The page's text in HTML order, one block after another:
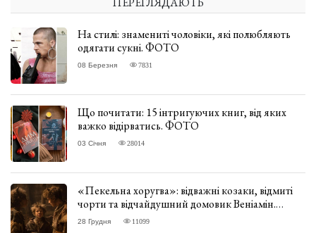
На стилі: знамениті чоловіки, які полюбляють
одягати сукні. ФОТО
08 Березня 7831
Що почитати: 15 інтригуючих книг, від яких
важко відірватись. ФОТО
03 Січня 28014
«Пекельна хоругва»: відважні козаки, відмиті
чорти та відчайдушний домовик Веніамін.
ВІДГУК
28 Грудня 11099